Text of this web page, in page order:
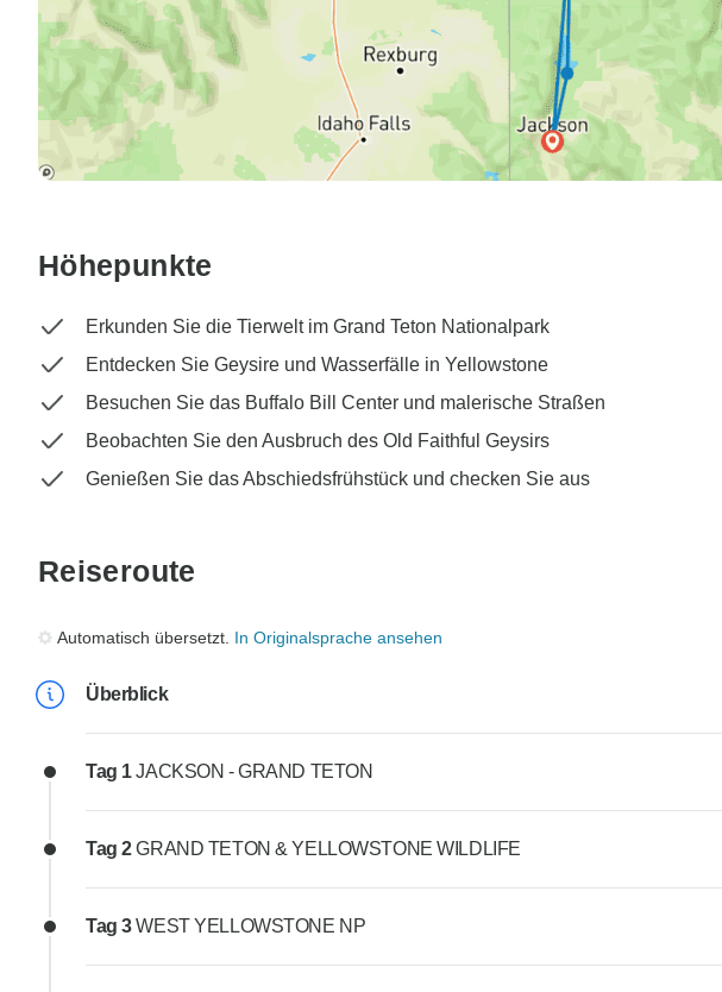
Höhepunkte
Erkunden Sie die Tierwelt im Grand Teton Nationalpark
Entdecken Sie Geysire und Wasserfälle in Yellowstone
Besuchen Sie das Buffalo Bill Center und malerische Straßen
Beobachten Sie den Ausbruch des Old Faithful Geysirs
Genießen Sie das Abschiedsfrühstück und checken Sie aus
Reiseroute
Automatisch übersetzt. In Originalsprache ansehen
Überblick
Tag 1JACKSON - GRAND TETON
Tag 2GRAND TETON & YELLOWSTONE WILDLIFE
Tag 3WEST YELLOWSTONE NP